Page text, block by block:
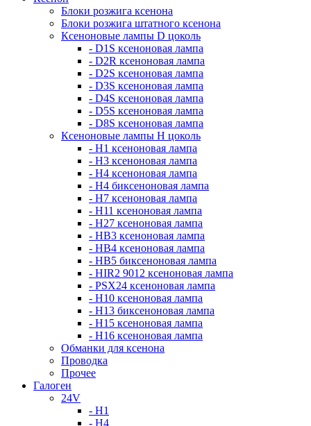
Блоки розжига ксенона
Блоки розжига штатного ксенона
Ксеноновые лампы D цоколь
- D1S ксеноновая лампа
- D2R ксеноновая лампа
- D2S ксеноновая лампа
- D3S ксеноновая лампа
- D4S ксеноновая лампа
- D5S ксеноновая лампа
- D8S ксеноновая лампа
Ксеноновые лампы Н цоколь
- H1 ксеноновая лампа
- H3 ксеноновая лампа
- H4 ксеноновая лампа
- H4 биксеноновая лампа
- H7 ксеноновая лампа
- H11 ксеноновая лампа
- H27 ксеноновая лампа
- HB3 ксеноновая лампа
- HB4 ксеноновая лампа
- HB5 биксеноновая лампа
- HIR2 9012 ксеноновая лампа
- PSX24 ксеноновая лампа
- H10 ксеноновая лампа
- H13 биксеноновая лампа
- H15 ксеноновая лампа
- H16 ксеноновая лампа
Обманки для ксенона
Проводка
Прочее
Галоген
24V
- H1
- H4